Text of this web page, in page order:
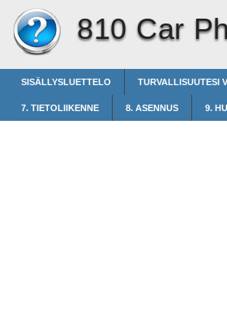
810 Car
SISÄLLYSLUETTELO TURVALLISUUTESI
7. TIETOLIIKENNE 8. ASENNUS 9.